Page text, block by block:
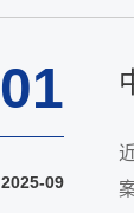
01
2025-09